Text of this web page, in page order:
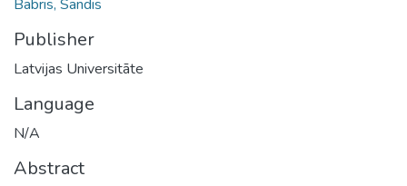
Babris, Sandis
Publisher
Latvijas Universitāte
Language
N/A
Abstract